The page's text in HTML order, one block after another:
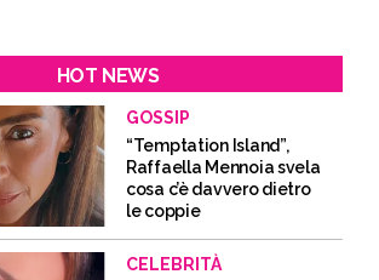
HOT NEWS
GOSSIP
“Temptation Island”,
Raffaella Mennoia svela
cosa c’è davvero dietro
le coppie
CELEBRITÀ